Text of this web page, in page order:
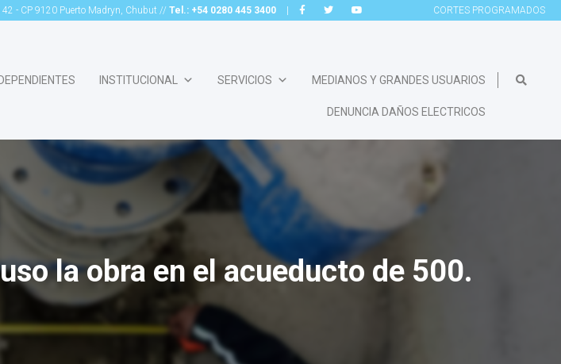
42 - CP 9120 Puerto Madryn, Chubut // Tel.: +54 0280 445 3400 CORTES PROGRAMADOS
INSTITUCIONAL SERVICIOS MEDIANOS Y GRANDES USUARIOS
DENUNCIA DAÑOS ELECTRICOS
la obra en el acueducto de 500.